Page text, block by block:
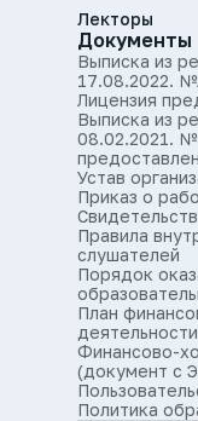
Лекторы
Документы
Выписка из
17.08.2022.
Лицензия
Выписка из
08.02.2021.
Устав
Приказ о
Правила
слушателей
Порядок
План
Финансово-
(документ с
Политика